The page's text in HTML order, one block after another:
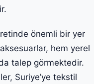
önemli bir yer
hem yerel
talep görmektedir.
Suriye’ye tekstil